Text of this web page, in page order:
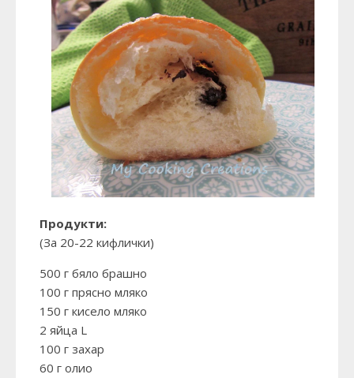
Продукти:
(За 20-22 кифлички)
500 г бяло брашно
100 г прясно мляко
150 г кисело мляко
2 яйца L
100 г захар
60 г олио